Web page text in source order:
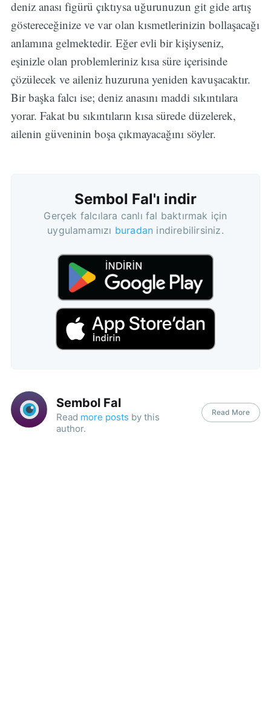
deniz anası figürü çıktıysa uğurunuzun git gide artış
göstereceğinize ve var olan kısmetlerinizin bollaşacağı
anlamına gelmektedir. Eğer evli bir kişiyseniz,
eşinizle olan problemleriniz kısa süre içerisinde
çözülecek ve aileniz huzuruna yeniden kavuşacaktır.
Bir başka falcı ise; deniz anasını maddi sıkıntılara
yorar. Fakat bu sıkıntıların kısa sürede düzelerek,
ailenin güveninin boşa çıkmayacağını söyler.
Sembol Fal'ı indir
Gerçek falcılara canlı fal baktırmak için
uygulamamızı buradan indirebilirsiniz.
Sembol Fal
Read more posts by this
author.
Read More